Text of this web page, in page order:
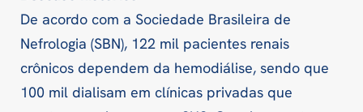
De acordo com a Sociedade Brasileira de
Nefrologia (SBN), 122 mil pacientes renais
crônicos dependem da hemodiálise, sendo que
100 mil dialisam em clínicas privadas que